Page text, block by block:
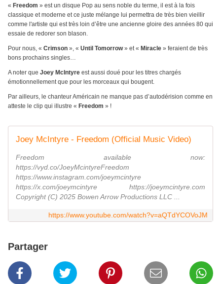
« Freedom » est un disque Pop au sens noble du terme, il est à la fois
classique et moderne et ce juste mélange lui permettra de très bien vieillir
comme l'artiste qui est très loin d’être une ancienne gloire des années 80 qui
essaie de redorer son blason.
Pour nous, « Crimson », « Until Tomorrow» et « Miracle » feraient de très
bons prochains singles…
A noter que Joey McIntyre est aussi doué pour les titres chargés
émotionnellement que pour les morceaux qui bougent.
Par ailleurs, le chanteur Américain ne manque pas d’autodérision comme en
atteste le clip qui illustre « Freedom » !
Joey McIntyre - Freedom (Official Music Video)
Freedom available now:
https://vyd.co/JoeyMcintyreFreedom
https://www.instagram.com/joeymcintyre
https://x.com/joeymcintyre https://joeymcintyre.com
Copyright (C) 2025 Bowen Arrow Productions LLC ...
https://www.youtube.com/watch?v=aQTdYCOVoJM
Partager